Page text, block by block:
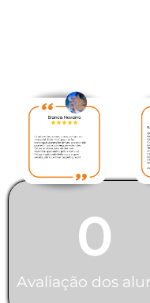
feita
Avaliação dos
0